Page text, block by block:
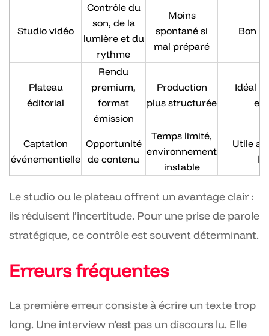
Studio vidéo
Contrôle du
son, de la
lumière et du
rythme
Moins
spontané si
mal préparé
Bon
Plateau
éditorial
Rendu
premium,
format
émission
Production
plus structurée
Idéal
Captation
événementielle
Opportunité
de contenu
Temps limité,
environnement
instable
Utile
Le studio ou le plateau offrent un avantage clair :
ils réduisent l’incertitude. Pour une prise de parole
stratégique, ce contrôle est souvent déterminant.
Erreurs fréquentes
La première erreur consiste à écrire un texte trop
long. Une interview n’est pas un discours lu. Elle